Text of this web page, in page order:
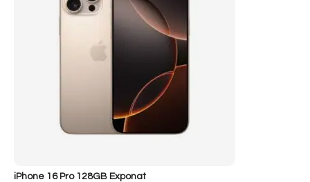
iPhone 16 Pro 128GB Exponat